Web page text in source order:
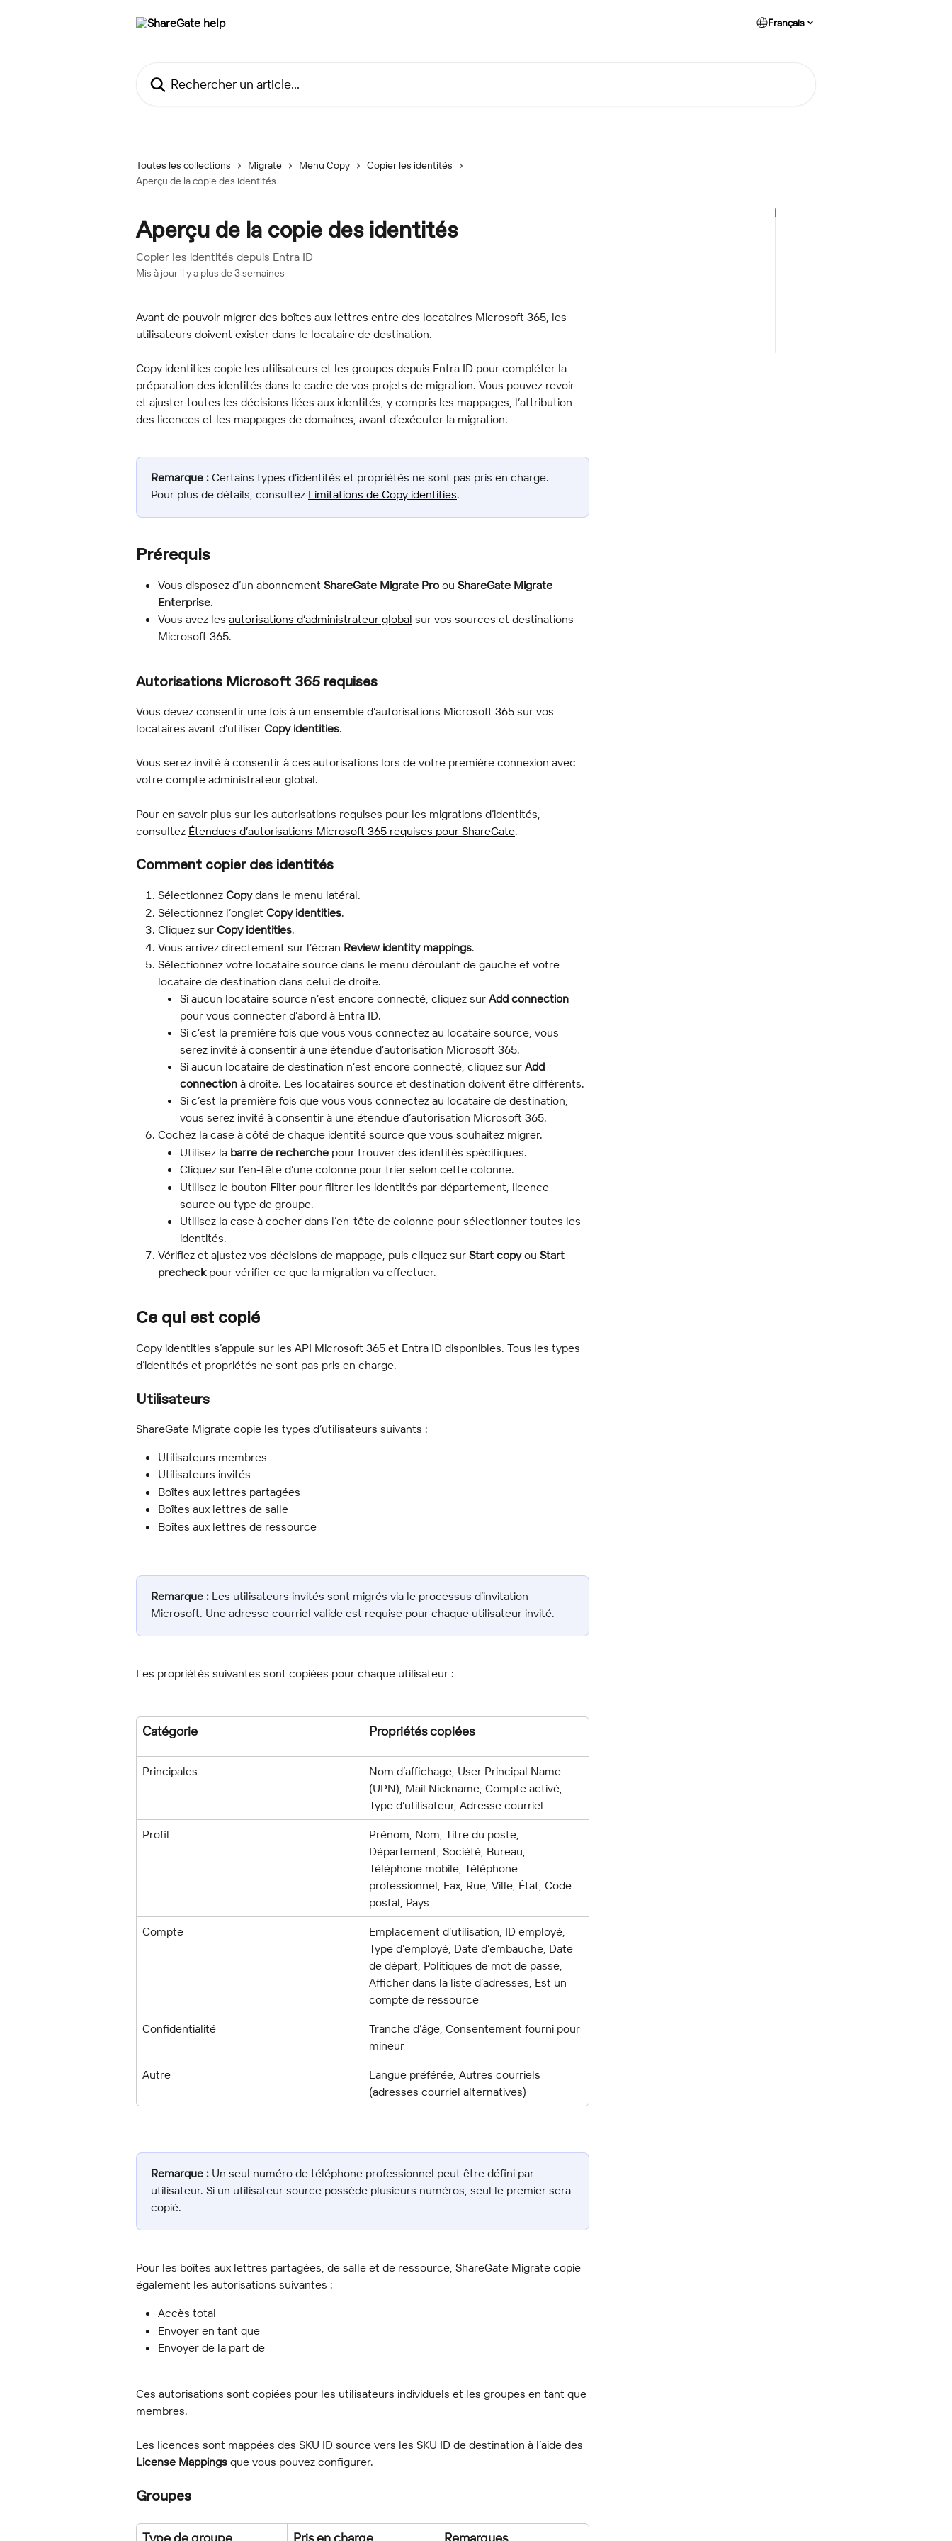
Français
Toutes les collections Migrate Menu Copy
Copier les identités
Aperçu de la copie des identités
Aperçu de la copie des identités
Copier les identités depuis Entra ID
Mis à jour il y a plus de 3 semaines
Avant de pouvoir migrer des boîtes aux lettres entre des locataires Microsoft 365, les
utilisateurs doivent exister dans le locataire de destination.
Copy identities copie les utilisateurs et les groupes depuis Entra ID pour compléter la
préparation des identités dans le cadre de vos projets de migration. Vous pouvez revoir
et ajuster toutes les décisions liées aux identités, y compris les mappages, l’attribution
des licences et les mappages de domaines, avant d’exécuter la migration.
Remarque : Certains types d’identités et propriétés ne sont pas pris en charge.
Pour plus de détails, consultez Limitations de Copy identities.
Prérequis
Vous disposez d’un abonnement ShareGate Migrate Pro ou ShareGate Migrate
Enterprise.
Vous avez les autorisations d’administrateur global sur vos sources et destinations
Microsoft 365.
Autorisations Microsoft 365 requises
Vous devez consentir une fois à un ensemble d’autorisations Microsoft 365 sur vos
locataires avant d’utiliser Copy identities.
Vous serez invité à consentir à ces autorisations lors de votre première connexion avec
votre compte administrateur global.
Pour en savoir plus sur les autorisations requises pour les migrations d’identités,
consultez Étendues d’autorisations Microsoft 365 requises pour ShareGate.
Comment copier des identités
Sélectionnez Copy dans le menu latéral.
Sélectionnez l’onglet Copy identities.
Cliquez sur Copy identities.
Vous arrivez directement sur l’écran Review identity mappings.
Sélectionnez votre locataire source dans le menu déroulant de gauche et votre
locataire de destination dans celui de droite.
Si aucun locataire source n’est encore connecté, cliquez sur Add connection
pour vous connecter d’abord à Entra ID.
Si c’est la première fois que vous vous connectez au locataire source, vous
serez invité à consentir à une étendue d’autorisation Microsoft 365.
Si aucun locataire de destination n’est encore connecté, cliquez sur Add
connection à droite. Les locataires source et destination doivent être différents.
Si c’est la première fois que vous vous connectez au locataire de destination,
vous serez invité à consentir à une étendue d’autorisation Microsoft 365.
Cochez la case à côté de chaque identité source que vous souhaitez migrer.
Utilisez la barre de recherche pour trouver des identités spécifiques.
Cliquez sur l’en-tête d’une colonne pour trier selon cette colonne.
Utilisez le bouton Filter pour filtrer les identités par département, licence
source ou type de groupe.
Utilisez la case à cocher dans l’en-tête de colonne pour sélectionner toutes les
identités.
Vérifiez et ajustez vos décisions de mappage, puis cliquez sur Start copy ou Start
precheck pour vérifier ce que la migration va effectuer.
Ce qui est copié
Copy identities s’appuie sur les API Microsoft 365 et Entra ID disponibles. Tous les types
d’identités et propriétés ne sont pas pris en charge.
Utilisateurs
ShareGate Migrate copie les types d’utilisateurs suivants :
Utilisateurs membres
Utilisateurs invités
Boîtes aux lettres partagées
Boîtes aux lettres de salle
Boîtes aux lettres de ressource
Remarque : Les utilisateurs invités sont migrés via le processus d’invitation
Microsoft. Une adresse courriel valide est requise pour chaque utilisateur invité.
Les propriétés suivantes sont copiées pour chaque utilisateur :
Catégorie Propriétés copiées
Principales
Nom d’affichage, User Principal Name
(UPN), Mail Nickname, Compte activé,
Type d’utilisateur, Adresse courriel
Profil
Prénom, Nom, Titre du poste,
Département, Société, Bureau,
Téléphone mobile, Téléphone
professionnel, Fax, Rue, Ville, État, Code
postal, Pays
Compte
Emplacement d’utilisation, ID employé,
Type d’employé, Date d’embauche, Date
de départ, Politiques de mot de passe,
Afficher dans la liste d’adresses, Est un
compte de ressource
Confidentialité
Tranche d’âge, Consentement fourni pour
mineur
Autre
Langue préférée, Autres courriels
(adresses courriel alternatives)
Remarque : Un seul numéro de téléphone professionnel peut être défini par
utilisateur. Si un utilisateur source possède plusieurs numéros, seul le premier sera
copié.
Pour les boîtes aux lettres partagées, de salle et de ressource, ShareGate Migrate copie
également les autorisations suivantes :
Accès total
Envoyer en tant que
Envoyer de la part de
Ces autorisations sont copiées pour les utilisateurs individuels et les groupes en tant que
membres.
Les licences sont mappées des SKU ID source vers les SKU ID de destination à l’aide des
License Mappings que vous pouvez configurer.
Groupes